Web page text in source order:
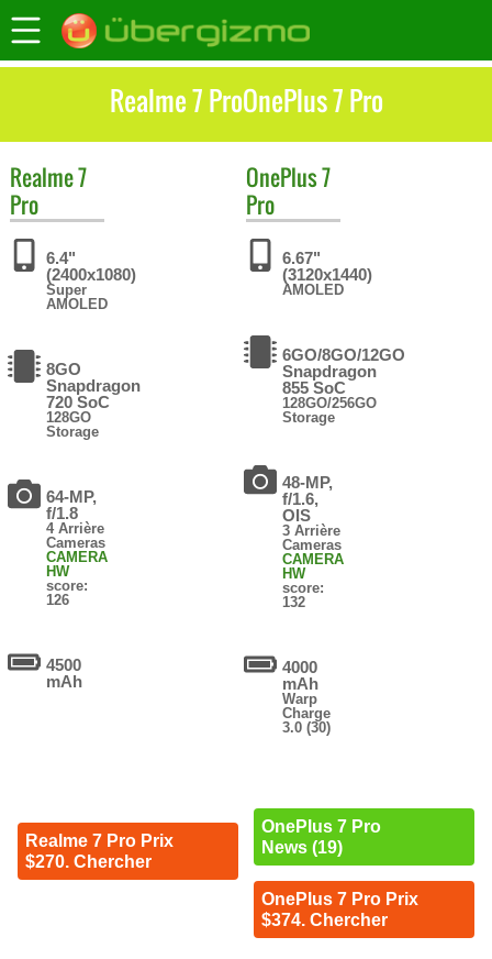
Realme 7 ProOnePlus 7 Pro
Realme7
Pro
6.4"
(2400x1080)
Super
AMOLED
8GO
Snapdragon
720 SoC
128GO
Storage
64-MP,
f/1.8
4 Arrière
Cameras
CAMERA
HW
score:
126
4500
mAh
Realme 7 Pro Prix
$270. Chercher
OnePlus7
Pro
6.67"
(3120x1440)
AMOLED
6GO/8GO/12GO
Snapdragon
855 SoC
128GO/256GO
Storage
48-MP,
f/1.6,
OIS
3 Arrière
Cameras
CAMERA
HW
score:
132
4000
mAh
Warp
Charge
3.0 (30)
OnePlus 7 Pro
News (19)
OnePlus 7 Pro Prix
$374. Chercher